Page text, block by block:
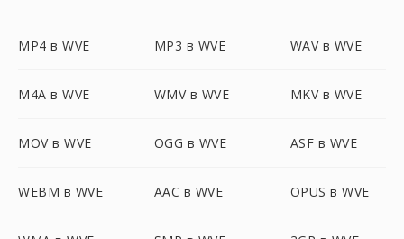
MP4 в WVE MP3 в WVE WAV в WVE
M4A в WVE WMV в WVE MKV в WVE
MOV в WVE OGG в WVE ASF в WVE
WEBM в WVE AAC в WVE OPUS в WVE